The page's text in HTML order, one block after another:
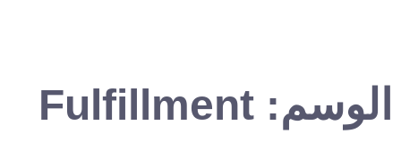
الوسم: Fulfillment